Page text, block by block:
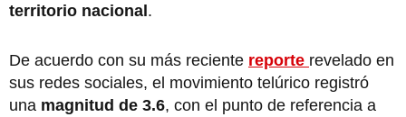
territorio nacional.
De acuerdo con su más reciente reporte revelado en
sus redes sociales, el movimiento telúrico registró
una magnitud de 3.6, con el punto de referencia a